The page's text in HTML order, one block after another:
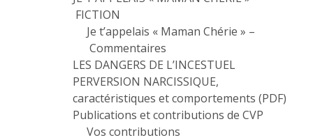
FICTION
Je t’appelais « Maman Chérie » –
Commentaires
LES DANGERS DE L’INCESTUEL
PERVERSION NARCISSIQUE,
caractéristiques et comportements (PDF)
Publications et contributions de CVP
Vos contributions